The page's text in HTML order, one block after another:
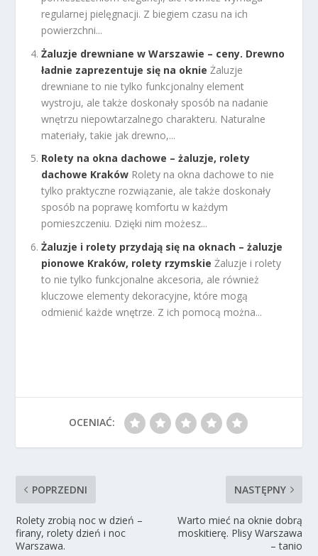
regularnej pielęgnacji. Z biegiem czasu na ich
powierzchni...
Żaluzje drewniane w Warszawie – ceny. Drewno
ładnie zaprezentuje się na oknie Żaluzje
drewniane to nie tylko funkcjonalny element
wystroju, ale także doskonały sposób na nadanie
wnętrzu niepowtarzalnego charakteru. Naturalne
materiały, takie jak drewno,...
Rolety na okna dachowe – żaluzje, rolety
dachowe Kraków Rolety na okna dachowe to nie
tylko praktyczne rozwiązanie, ale także doskonały
sposób na poprawę komfortu w każdym
pomieszczeniu. Dzięki nim możesz...
Żaluzje i rolety przydają się na oknach – żaluzje
pionowe Kraków, rolety rzymskie Żaluzje i rolety
to nie tylko funkcjonalne akcesoria, ale również
kluczowe elementy dekoracyjne, które mogą
odmienić każde wnętrze. Z ich pomocą można...
OCENIAĆ:
POPRZEDNI
Rolety zrobią noc w dzień –
firany, rolety dzień i noc
Warszawa.
NASTĘPNY
Warto mieć na oknie dobrą
moskitierę. Plisy Warszawa
– tanio